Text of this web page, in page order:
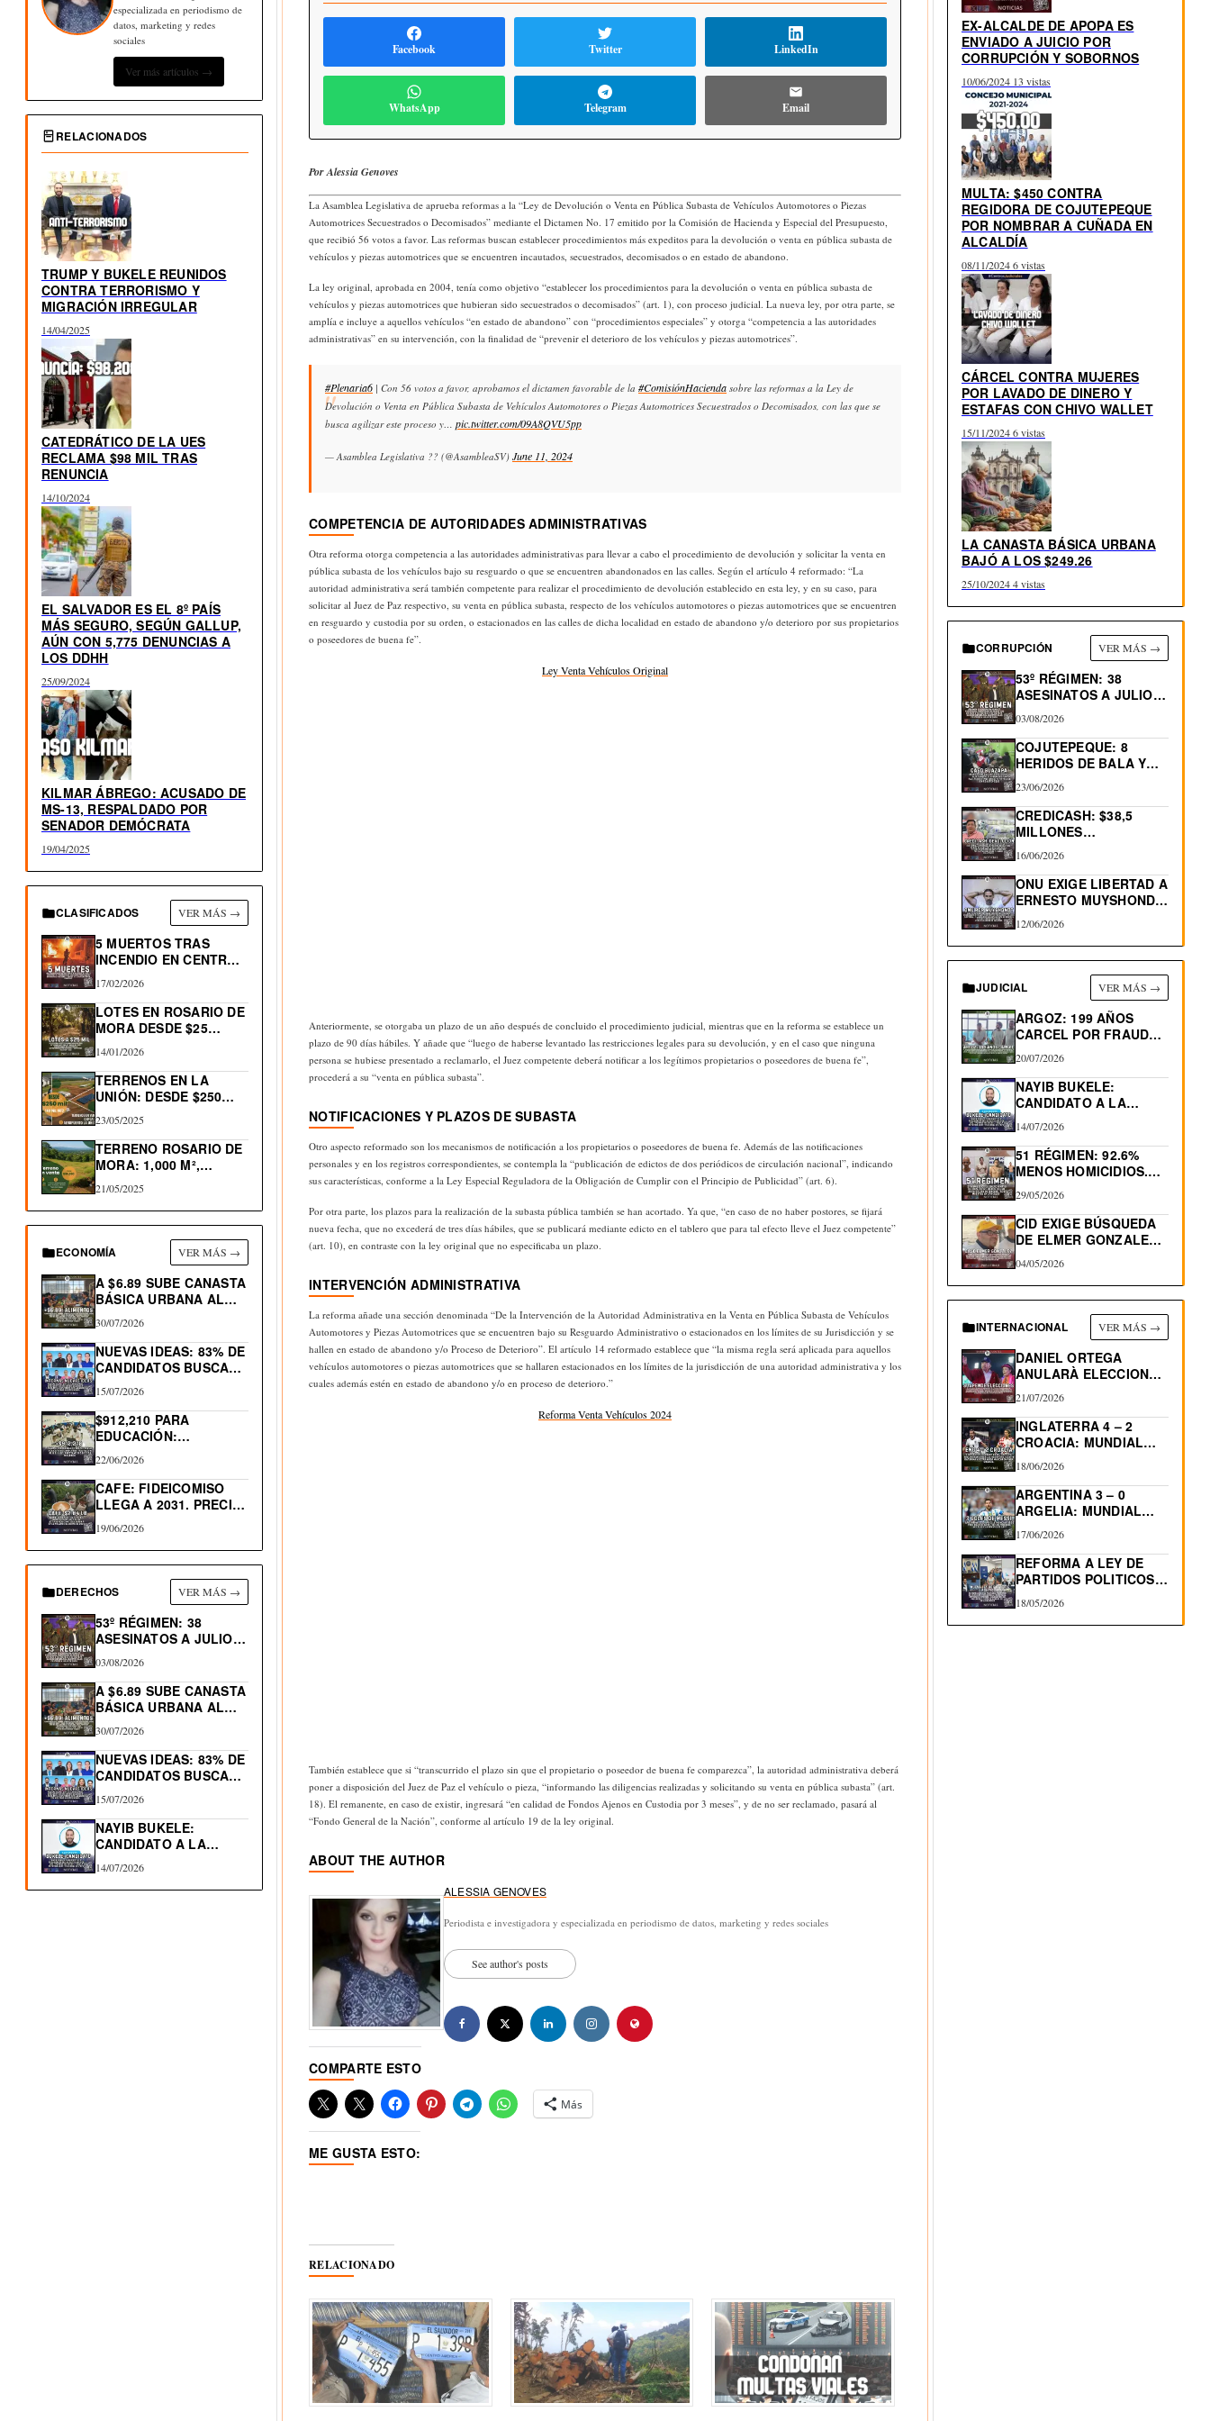
especializada en periodismo de
datos, marketing y redes
sociales
Ver más artículos →
RELACIONADOS
TRUMP Y BUKELE REUNIDOS
CONTRA TERRORISMO Y
MIGRACIÓN IRREGULAR
14/04/2025
CATEDRÁTICO DE LA UES
RECLAMA $98 MIL TRAS
RENUNCIA
14/10/2024
EL SALVADOR ES EL 8º PAÍS
MÁS SEGURO, SEGÚN GALLUP,
AÚN CON 5,775 DENUNCIAS A
LOS DDHH
25/09/2024
KILMAR ÁBREGO: ACUSADO DE
MS-13, RESPALDADO POR
SENADOR DEMÓCRATA
19/04/2025
CLASIFICADOS VER MÁS →
5 MUERTOS TRAS
INCENDIO EN CENTRO
HISTÓRICO…
17/02/2026
LOTES EN ROSARIO DE
MORA DESDE $25…
14/01/2026
TERRENOS EN LA
UNIÓN: DESDE $250
MIL…
23/05/2025
TERRENO ROSARIO DE
MORA: 1,000 M²,
NACIMIENTO…
21/05/2025
ECONOMÍA VER MÁS →
A $6.89 SUBE CANASTA
BÁSICA URBANA AL…
30/07/2026
NUEVAS IDEAS: 83% DE
CANDIDATOS BUSCAN
RE-ELECCIÓN…
15/07/2026
$912,210 PARA
EDUCACIÓN:
PROGRAMA
TRAYECTORIAS
EDUCATIVAS
COMPLEJAS
22/06/2026
CAFE: FIDEICOMISO
LLEGA A 2031. PRECIO
LIBRA…
19/06/2026
DERECHOS VER MÁS →
53º RÉGIMEN: 38
ASESINATOS A JULIO
2026.…
03/08/2026
A $6.89 SUBE CANASTA
BÁSICA URBANA AL…
30/07/2026
NUEVAS IDEAS: 83% DE
CANDIDATOS BUSCAN
RE-ELECCIÓN…
15/07/2026
NAYIB BUKELE:
CANDIDATO A LA
REELECCIÓN 2027
14/07/2026
Facebook Twitter LinkedIn
WhatsApp Telegram Email
Por Alessia Genoves
La Asamblea Legislativa de aprueba reformas a la “Ley de Devolución o Venta en Pública Subasta de Vehículos Automotores o Piezas
Automotrices Secuestrados o Decomisados” mediante el Dictamen No. 17 emitido por la Comisión de Hacienda y Especial del Presupuesto,
que recibió 56 votos a favor. Las reformas buscan establecer procedimientos más expeditos para la devolución o venta en pública subasta de
vehículos y piezas automotrices que se encuentren incautados, secuestrados, decomisados o en estado de abandono.
La ley original, aprobada en 2004, tenía como objetivo “establecer los procedimientos para la devolución o venta en pública subasta de
vehículos y piezas automotrices que hubieran sido secuestrados o decomisados” (art. 1), con proceso judicial. La nueva ley, por otra parte, se
amplía e incluye a aquellos vehículos “en estado de abandono” con “procedimientos especiales” y otorga “competencia a las autoridades
administrativas” en su intervención, con la finalidad de “prevenir el deterioro de los vehículos y piezas automotrices”.
#Plenaria6 | Con 56 votos a favor, aprobamos el dictamen favorable de la #ComisiónHacienda sobre las reformas a la Ley de
Devolución o Venta en Pública Subasta de Vehículos Automotores o Piezas Automotrices Secuestrados o Decomisados, con las que se
busca agilizar este proceso y… pic.twitter.com/09A8QVU5pp
— Asamblea Legislativa ?? (@AsambleaSV) June 11, 2024
COMPETENCIA DE AUTORIDADES ADMINISTRATIVAS
Otra reforma otorga competencia a las autoridades administrativas para llevar a cabo el procedimiento de devolución y solicitar la venta en
pública subasta de los vehículos bajo su resguardo o que se encuentren abandonados en las calles. Según el artículo 4 reformado: “La
autoridad administrativa será también competente para realizar el procedimiento de devolución establecido en esta ley, y en su caso, para
solicitar al Juez de Paz respectivo, su venta en pública subasta, respecto de los vehículos automotores o piezas automotrices que se encuentren
en resguardo y custodia por su orden, o estacionados en las calles de dicha localidad en estado de abandono y/o deterioro por sus propietarios
o poseedores de buena fe”.
Ley Venta Vehículos Original
Anteriormente, se otorgaba un plazo de un año después de concluido el procedimiento judicial, mientras que en la reforma se establece un
plazo de 90 días hábiles. Y añade que “luego de haberse levantado las restricciones legales para su devolución, y en el caso que ninguna
persona se hubiese presentado a reclamarlo, el Juez competente deberá notificar a los legítimos propietarios o poseedores de buena fe”,
procederá a su “venta en pública subasta”.
NOTIFICACIONES Y PLAZOS DE SUBASTA
Otro aspecto reformado son los mecanismos de notificación a los propietarios o poseedores de buena fe. Además de las notificaciones
personales y en los registros correspondientes, se contempla la “publicación de edictos de dos periódicos de circulación nacional”, indicando
sus características, conforme a la Ley Especial Reguladora de la Obligación de Cumplir con el Principio de Publicidad” (art. 6).
Por otra parte, los plazos para la realización de la subasta pública también se han acortado. Ya que, “en caso de no haber postores, se fijará
nueva fecha, que no excederá de tres días hábiles, que se publicará mediante edicto en el tablero que para tal efecto lleve el Juez competente”
(art. 10), en contraste con la ley original que no especificaba un plazo.
INTERVENCIÓN ADMINISTRATIVA
La reforma añade una sección denominada “De la Intervención de la Autoridad Administrativa en la Venta en Pública Subasta de Vehículos
Automotores y Piezas Automotrices que se encuentren bajo su Resguardo Administrativo o estacionados en los límites de su Jurisdicción y se
hallen en estado de abandono y/o Proceso de Deterioro”. El artículo 14 reformado establece que “la misma regla será aplicada para aquellos
vehículos automotores o piezas automotrices que se hallaren estacionados en los límites de la jurisdicción de una autoridad administrativa y los
cuales además estén en estado de abandono y/o en proceso de deterioro.”
Reforma Venta Vehículos 2024
También establece que si “transcurrido el plazo sin que el propietario o poseedor de buena fe comparezca”, la autoridad administrativa deberá
poner a disposición del Juez de Paz el vehículo o pieza, “informando las diligencias realizadas y solicitando su venta en pública subasta” (art.
18). El remanente, en caso de existir, ingresará “en calidad de Fondos Ajenos en Custodia por 3 meses”, y de no ser reclamado, pasará al
“Fondo General de la Nación”, conforme al artículo 19 de la ley original.
ABOUT THE AUTHOR
ALESSIA GENOVES
Periodista e investigadora y especializada en periodismo de datos, marketing y redes sociales
See author's posts
COMPARTE ESTO
Más
ME GUSTA ESTO:
RELACIONADO
EX-ALCALDE DE APOPA ES
ENVIADO A JUICIO POR
CORRUPCIÓN Y SOBORNOS
10/06/2024 13 vistas
MULTA: $450 CONTRA
REGIDORA DE COJUTEPEQUE
POR NOMBRAR A CUÑADA EN
ALCALDÍA
08/11/20246 vistas
CÁRCEL CONTRA MUJERES
POR LAVADO DE DINERO Y
ESTAFAS CON CHIVO WALLET
15/11/20246 vistas
LA CANASTA BÁSICA URBANA
BAJÓ A LOS $249.26
25/10/20244 vistas
CORRUPCIÓN VER MÁS →
53º RÉGIMEN: 38
ASESINATOS A JULIO
2026.…
03/08/2026
COJUTEPEQUE: 8
HERIDOS DE BALA Y
0…
23/06/2026
CREDICASH: $38,5
MILLONES
INCAUTADOS. INICIAN
DEVOLUCIÓN
16/06/2026
ONU EXIGE LIBERTAD A
ERNESTO MUYSHONDT,
CONDENADO…
12/06/2026
JUDICIAL VER MÁS →
ARGOZ: 199 AÑOS
CARCEL POR FRAUDES
INMOBILIARIOS
20/07/2026
NAYIB BUKELE:
CANDIDATO A LA
REELECCIÓN 2027
14/07/2026
51 RÉGIMEN: 92.6%
MENOS HOMICIDIOS.
530 “MUERTES…
29/05/2026
CID EXIGE BÚSQUEDA
DE ELMER GONZALEZ,
DEPORTADO…
04/05/2026
INTERNACIONAL VER MÁS →
DANIEL ORTEGA
ANULARÀ ELECCIONES
EN NICARAGUA
21/07/2026
INGLATERRA 4 – 2
CROACIA: MUNDIAL
2026
18/06/2026
ARGENTINA 3 – 0
ARGELIA: MUNDIAL
2026…
17/06/2026
REFORMA A LEY DE
PARTIDOS POLITICOS:
RE-ELECCIÓN…
18/05/2026